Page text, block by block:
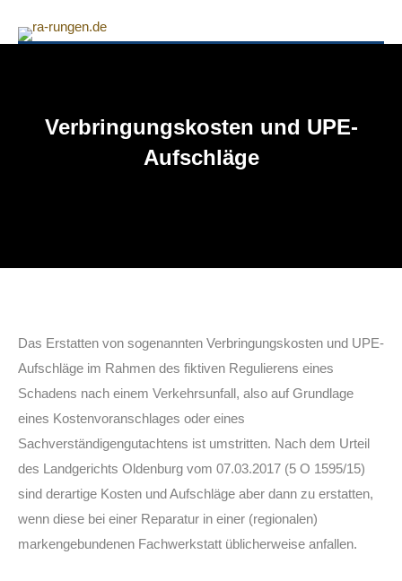
Verbringungskosten und UPE-
Aufschläge
Das Erstatten von sogenannten Verbringungskosten und UPE-
Aufschläge im Rahmen des fiktiven Regulierens eines
Schadens nach einem Verkehrsunfall, also auf Grundlage
eines Kostenvoranschlages oder eines
Sachverständigengutachtens ist umstritten. Nach dem Urteil
des Landgerichts Oldenburg vom 07.03.2017 (5 O 1595/15)
sind derartige Kosten und Aufschläge aber dann zu erstatten,
wenn diese bei einer Reparatur in einer (regionalen)
markengebundenen Fachwerkstatt üblicherweise anfallen.